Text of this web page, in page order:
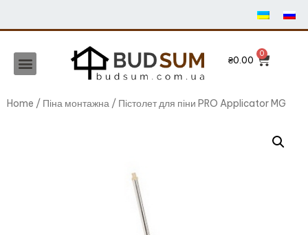
₴0.00
Home / Піна монтажна / Пістолет для піни PRO Applicator MG